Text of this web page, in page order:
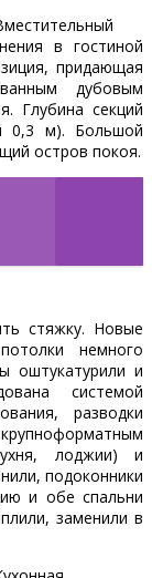
в гостиной
придающая
дубовым
Глубина секций
0,3 м). Большой
остров покоя.
стяжку. Новые
немного
оштукатурили и
системой
разводки
лоджии) и
подоконники
и обе спальни
заменили в